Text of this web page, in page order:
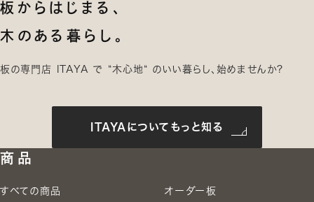
板からはじまる、
木のある暮らし。
板の専門店 ITAYA で “木心地“ のいい暮らし、始めませんか?
ITAYAについてもっと知る
商品
すべての商品 オーダー板